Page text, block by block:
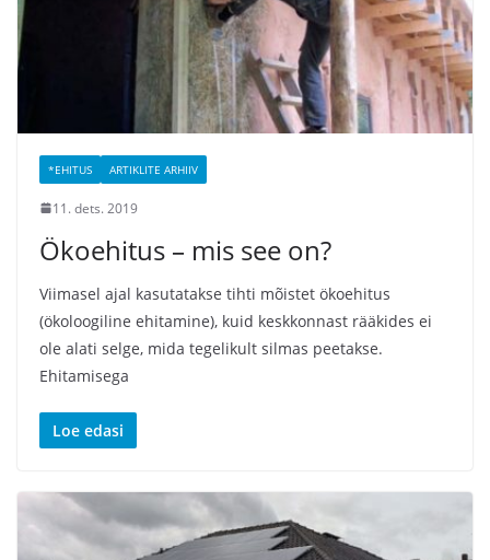
*EHITUS ARTIKLITE ARHIIV
11. dets. 2019
Ökoehitus – mis see on?
Viimasel ajal kasutatakse tihti mõistet ökoehitus
(ökoloogiline ehitamine), kuid keskkonnast rääkides ei
ole alati selge, mida tegelikult silmas peetakse.
Ehitamisega
Loe edasi